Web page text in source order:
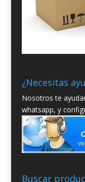
¿Necesitas
Nosotros te
whatsapp, y
Buscar